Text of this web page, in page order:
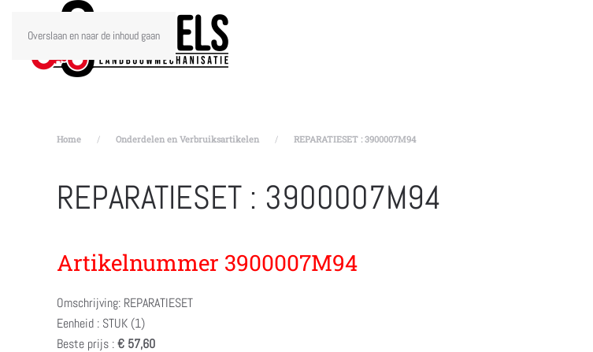
Overslaan en naar de inhoud gaan
Home Onderdelen en Verbruiksartikelen REPARATIESET : 3900007M94
REPARATIESET : 3900007M94
Artikelnummer 3900007M94
Omschrijving: REPARATIESET
Eenheid : STUK (1)
Beste prijs :€ 57,60